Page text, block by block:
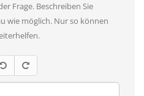
Frage. Beschreiben Sie
wie möglich. Nur so können